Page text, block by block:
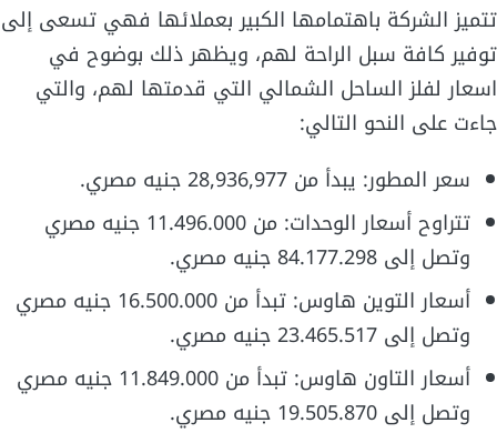
تتميز الشركة باهتمامها الكبير بعملائها فهي تسعى إلى
توفير كافة سبل الراحة لهم، ويظهر ذلك بوضوح في
اسعار لفلز الساحل الشمالي التي قدمتها لهم، والتي
جاءت على النحو التالي:
سعر المطور: يبدأ من 28,936,977 جنيه مصري.
تتراوح أسعار الوحدات: من 11.496.000 جنيه مصري
وتصل إلى 84.177.298 جنيه مصري.
أسعار التوين هاوس: تبدأ من 16.500.000 جنيه مصري
وتصل إلى 23.465.517 جنيه مصري.
أسعار التاون هاوس: تبدأ من 11.849.000 جنيه مصري
وتصل إلى 19.505.870 جنيه مصري.